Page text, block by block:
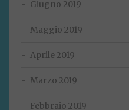
Giugno 2019
Maggio 2019
Aprile 2019
Marzo 2019
Febbraio 2019